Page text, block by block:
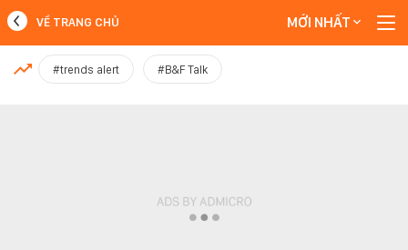
MỚI NHẤT
VỀ TRANG CHỦ MỚI NHẤT
#trends alert #B&F Talk